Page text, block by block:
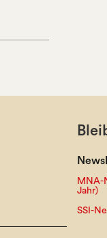
MNA-
Jahr)
SSI-